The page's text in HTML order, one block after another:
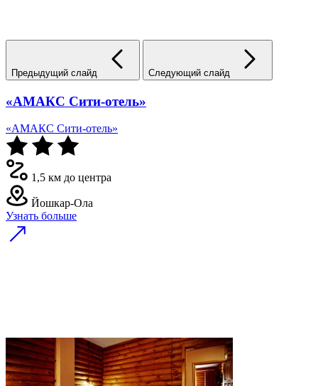
Предыдущий слайд Следующий слайд
«АМАКС Сити-отель»
«АМАКС Сити-отель»
1,5 км до центра
Йошкар-Ола
Узнать больше